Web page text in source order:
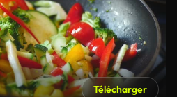
Télécharger